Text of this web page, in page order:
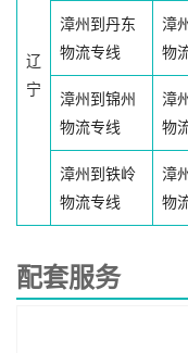
辽
宁
漳州到丹东
物流专线
漳
物
漳州到锦州
物流专线
漳
物
漳州到铁岭
物流专线
漳
物
配套服务